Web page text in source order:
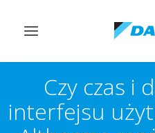
Przełącz
Czy czas i
interfejsu